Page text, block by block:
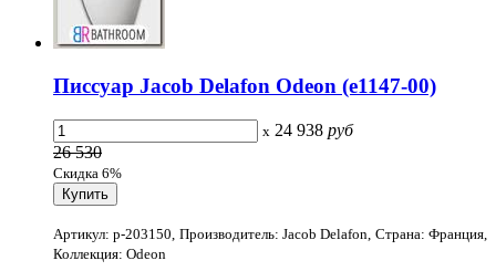
Писсуар Jacob Delafon Odeon (e1147-00)
x 24 938 руб
26 530
Скидка 6%
Артикул: p-203150, Производитель: Jacob Delafon, Страна: Франция,
Коллекция: Odeon